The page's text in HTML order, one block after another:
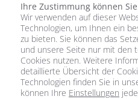
Ihre Zustimmung können
Wir verwenden auf dieser
Technologien, um Ihnen ein
zu bieten. Sie können das
und unsere Seite nur mit den
Cookies nutzen. Weitere
detaillierte Übersicht der
Technologien finden Sie in
können Ihre Einstellungen